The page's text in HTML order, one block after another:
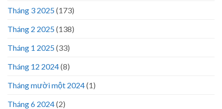
Tháng 3 2025(173)
Tháng 2 2025(138)
Tháng 1 2025(33)
Tháng 12 2024(8)
Tháng mười một 2024(1)
Tháng 6 2024(2)